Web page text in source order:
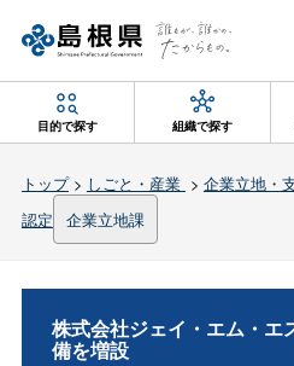
目的で探す 組織で探す
トップ> しごと・産業 > 企業立地・
認定
企業立地課
株式会社ジェイ・エム・エ
備を増設